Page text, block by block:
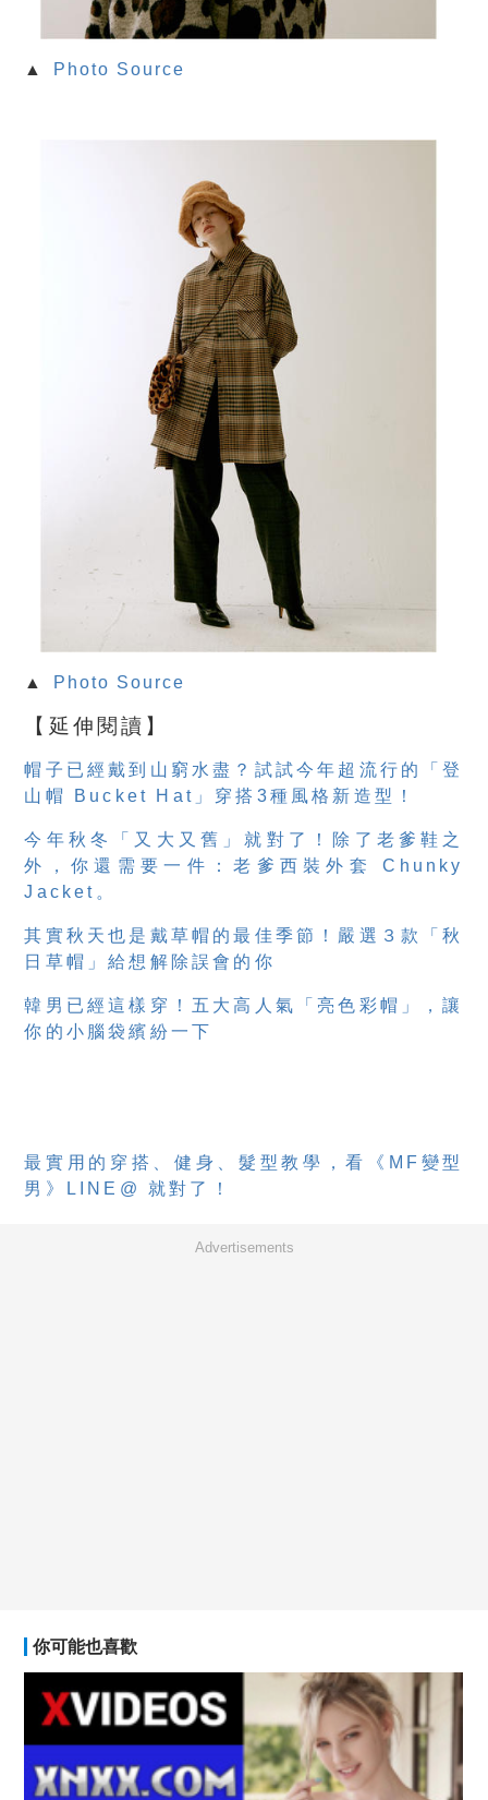
▲ Photo Source
▲ Photo Source
【延伸閱讀】
帽子已經戴到山窮水盡？試試今年超流行的「登
山帽 Bucket Hat」穿搭3種風格新造型！
今年秋冬「又大又舊」就對了！除了老爹鞋之
外，你還需要一件：老爹西裝外套 Chunky
Jacket。
其實秋天也是戴草帽的最佳季節！嚴選３款「秋
日草帽」給想解除誤會的你
韓男已經這樣穿！五大高人氣「亮色彩帽」，讓
你的小腦袋繽紛一下
最實用的穿搭、健身、髮型教學，看《MF變型
男》LINE@ 就對了！
Advertisements